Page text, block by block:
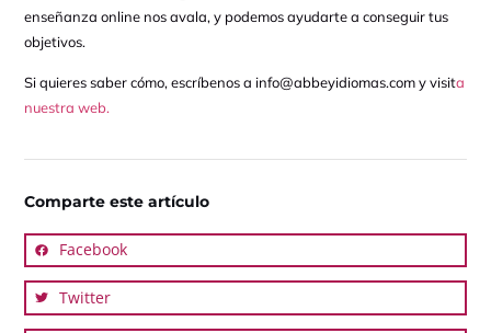
enseñanza online nos avala, y podemos ayudarte a conseguir tus
objetivos.
Si quieres saber cómo, escríbenos a info@abbeyidiomas.com y visita
nuestra web.
Comparte este artículo
Facebook
Twitter